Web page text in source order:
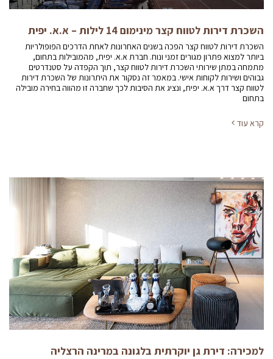
השכרת דירות לטווח קצר מינימום 14 לילות – א.א. יפית
השכרת דירות לטווח קצר הפכה בשנים האחרונות לאחת הדרכים הפופולריות
ביותר למצוא פתרון מגורים זמני ונוח. חברת א.א. יפית, מהמובילות בתחום,
מתמחה במתן שירותי השכרת דירות לטווח קצר, תוך הקפדה על סטנדרטים
גבוהים ושירות לקוחות אישי. במאמר זה נסקור את היתרונות של השכרת דירות
לטווח קצר דרך א.א. יפית, ונציג את הסיבות לכך שחברה זו מהווה בחירה מובילה
בתחום
קרא עוד
למכירה: דירת גן יוקרתית בלגונה במרינה הרצליה